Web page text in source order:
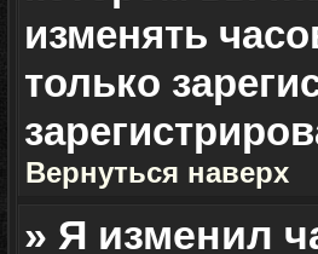
изменять
только
Вернуться наверх
» Я изменил